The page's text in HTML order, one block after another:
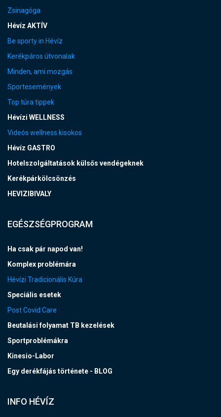
Zsinagóga
Hévíz AKTÍV
Be sporty in Hévíz
Kerékpáros útvonalak
Minden, ami mozgás
Sportesemények
Top túra tippek
Hévízi WELLNESS
Videós wellness kisokos
Hévíz GASTRO
Hotelszolgáltatások külsős vendégeknek
Kerékpárkölcsönzés
HEVIZIBIVALY
EGÉSZSÉGPROGRAM
Ha csak pár napod van!
Komplex problémára
Hévízi Tradicionális Kúra
Speciális esetek
Post Covid Care
Beutalási folyamat TB kezelések
Sportproblémákra
Kinesio-Labor
Egy derékfájás története - BLOG
INFO HÉVÍZ